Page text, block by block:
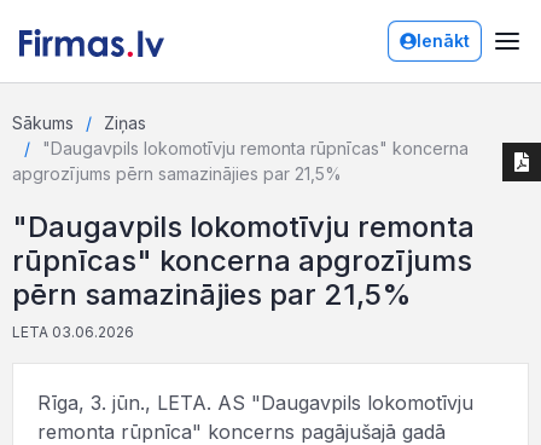
Ienākt
Sākums
Ziņas
"Daugavpils lokomotīvju remonta rūpnīcas" koncerna
apgrozījums pērn samazinājies par 21,5%
"Daugavpils lokomotīvju remonta
rūpnīcas" koncerna apgrozījums
pērn samazinājies par 21,5%
LETA 03.06.2026
Rīga, 3. jūn., LETA. AS "Daugavpils lokomotīvju
remonta rūpnīca" koncerns pagājušajā gadā